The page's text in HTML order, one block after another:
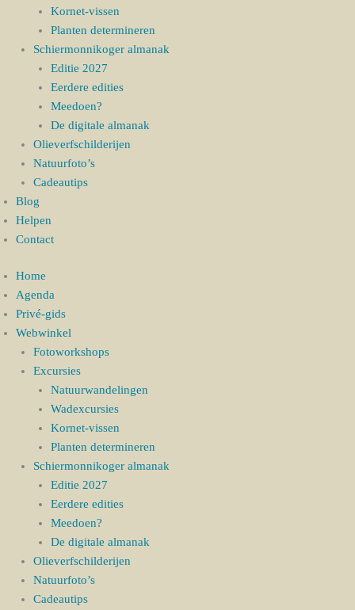
Kornet-vissen
Planten determineren
Schiermonnikoger almanak
Editie 2027
Eerdere edities
Meedoen?
De digitale almanak
Olieverfschilderijen
Natuurfoto’s
Cadeautips
Blog
Helpen
Contact
Home
Agenda
Privé-gids
Webwinkel
Fotoworkshops
Excursies
Natuurwandelingen
Wadexcursies
Kornet-vissen
Planten determineren
Schiermonnikoger almanak
Editie 2027
Eerdere edities
Meedoen?
De digitale almanak
Olieverfschilderijen
Natuurfoto’s
Cadeautips